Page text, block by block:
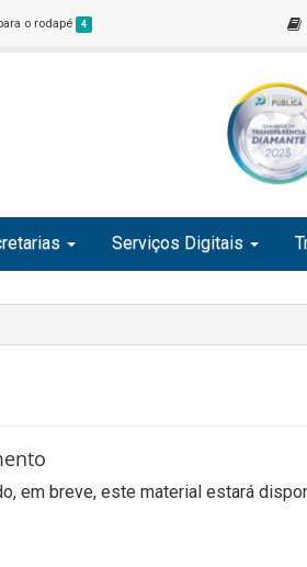
o rodapé 4
Serviços Digitais
em breve, este material estará